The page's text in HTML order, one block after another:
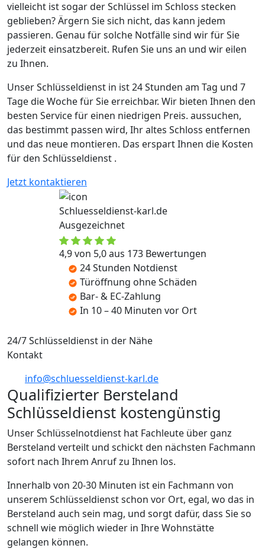
vielleicht ist sogar der Schlüssel im Schloss stecken
geblieben? Ärgern Sie sich nicht, das kann jedem
passieren. Genau für solche Notfälle sind wir für Sie
jederzeit einsatzbereit. Rufen Sie uns an und wir eilen
zu Ihnen.
Unser Schlüsseldienst in ist 24 Stunden am Tag und 7
Tage die Woche für Sie erreichbar. Wir bieten Ihnen den
besten Service für einen niedrigen Preis. aussuchen,
das bestimmt passen wird, Ihr altes Schloss entfernen
und das neue montieren. Das erspart Ihnen die Kosten
für den Schlüsseldienst .
Jetzt kontaktieren
Schluesseldienst-karl.de
Ausgezeichnet
4,9 von 5,0 aus 173 Bewertungen
24 Stunden Notdienst
Türöffnung ohne Schäden
Bar- & EC-Zahlung
In 10 – 40 Minuten vor Ort
24/7 Schlüsseldienst in der Nähe
Kontakt
info@schluesseldienst-karl.de
Qualifizierter Bersteland
Schlüsseldienst kostengünstig
Unser Schlüsselnotdienst hat Fachleute über ganz
Bersteland verteilt und schickt den nächsten Fachmann
sofort nach Ihrem Anruf zu Ihnen los.
Innerhalb von 20-30 Minuten ist ein Fachmann von
unserem Schlüsseldienst schon vor Ort, egal, wo das in
Bersteland auch sein mag, und sorgt dafür, dass Sie so
schnell wie möglich wieder in Ihre Wohnstätte
gelangen können.